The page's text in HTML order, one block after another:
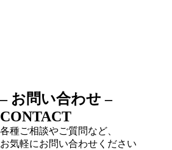
– お問い合わせ –
CONTACT
各種ご相談やご質問など、
お気軽にお問い合わせください